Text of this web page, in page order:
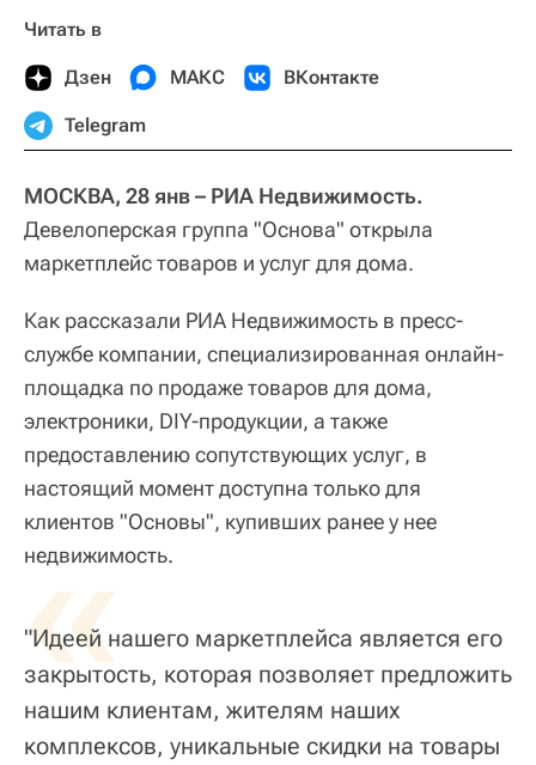
Читать в
Дзен МАКС ВКонтакте
Telegram
МОСКВА, 28 янв – РИА Недвижимость.
Девелоперская группа "Основа" открыла
маркетплейс товаров и услуг для дома.
Как рассказали РИА Недвижимость в пресс-
службе компании, специализированная онлайн-
площадка по продаже товаров для дома,
электроники, DIY-продукции, а также
предоставлению сопутствующих услуг, в
настоящий момент доступна только для
клиентов "Основы", купивших ранее у нее
недвижимость.
«
"Идеей нашего маркетплейса является его
закрытость, которая позволяет предложить
нашим клиентам, жителям наших
комплексов, уникальные скидки на товары